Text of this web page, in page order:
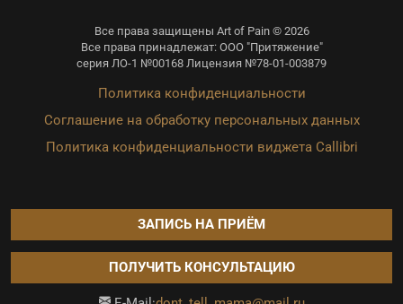
Все права защищены Art of Pain © 2026
Все права принадлежат: ООО "Притяжение"
серия ЛО-1 №00168 Лицензия №78-01-003879
Политика конфиденциальности
Соглашение на обработку персональных данных
Политика конфиденциальности виджета Callibri
ЗАПИСЬ НА ПРИЁМ
ПОЛУЧИТЬ КОНСУЛЬТАЦИЮ